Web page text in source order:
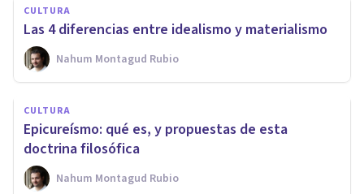
CULTURA
Las 4 diferencias entre idealismo y materialismo
Nahum Montagud Rubio
CULTURA
Epicureísmo: qué es, y propuestas de esta
doctrina filosófica
Nahum Montagud Rubio